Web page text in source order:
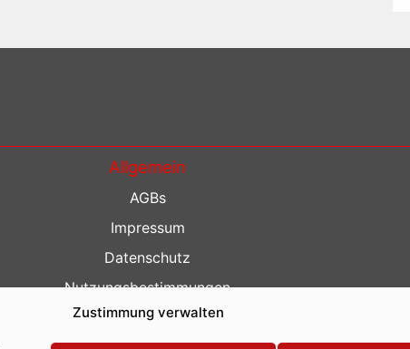
Zustimmung verwalten
Allgemein
AGBs
Impressum
Datenschutz
Nutzungsbestimmungen
Kontakt